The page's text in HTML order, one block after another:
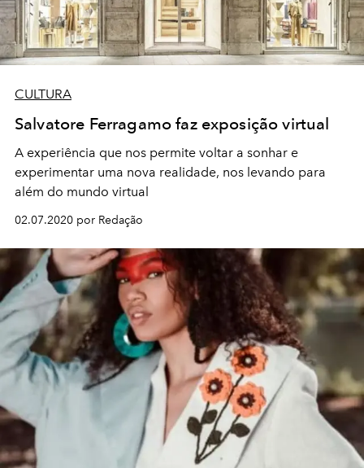
CULTURA
Salvatore Ferragamo faz exposição virtual
A experiência que nos permite voltar a sonhar e
experimentar uma nova realidade, nos levando para
além do mundo virtual
02.07.2020 por Redação